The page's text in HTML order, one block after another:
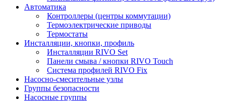
Автоматика
Контроллеры (центры коммутации)
Термоэлектрические приводы
Термостаты
Инсталляции, кнопки, профиль
Инсталляции RIVO Set
Панели смыва / кнопки RIVO Touch
Система профилей RIVO Fix
Насосно-смесительные узлы
Группы безопасности
Насосные группы